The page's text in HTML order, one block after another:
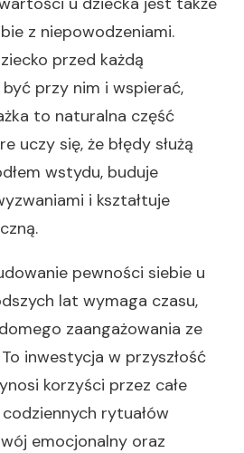
z niepowodzeniami.
przed każdą
przy nim i wspierać,
to naturalna część
uczy się, że błędy służą
wstydu, buduje
i kształtuje
pewności siebie u
lat wymaga czasu,
zaangażowania ze
inwestycja w przyszłość
korzyści przez całe
rytuałów
emocjonalny oraz